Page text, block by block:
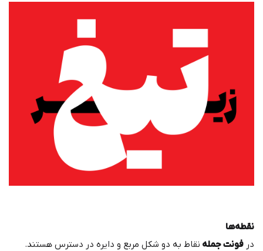
نقطه‌ها
در فونت جمله نقاط به دو شکل مربع و دایره در دسترس هستند.